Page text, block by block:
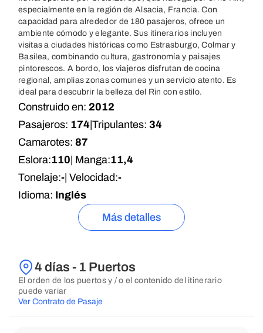
especialmente en la región de Alsacia, Francia. Con
capacidad para alrededor de 180 pasajeros, ofrece un
ambiente cómodo y elegante. Sus itinerarios incluyen
visitas a ciudades históricas como Estrasburgo, Colmar y
Basilea, combinando cultura, gastronomía y paisajes
pintorescos. A bordo, los viajeros disfrutan de cocina
regional, amplias zonas comunes y un servicio atento. Es
ideal para descubrir la belleza del Rin con estilo.
Construido en: 2012
Pasajeros: 174 Tripulantes: 34
Camarotes: 87
Eslora:110 | Manga:11,4
Tonelaje:- | Velocidad:-
Idioma: Inglés
Más detalles
4 días - 1 Puertos
El orden de los puertos y / o el contenido del itinerario
puede variar
Ver Contrato de Pasaje